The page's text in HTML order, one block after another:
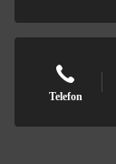
Telefon